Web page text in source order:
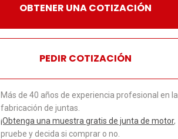
OBTENER UNA COTIZACIÓN
PEDIR COTIZACIÓN
Más de 40 años de experiencia profesional en la
fabricación de juntas.
¡Obtenga una muestra gratis de junta de motor,
pruebe y decida si comprar o no.